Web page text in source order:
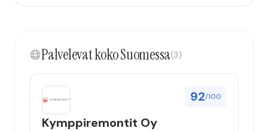
Palvelevat koko Suomessa(3)
92/100
Kymppiremontit Oy